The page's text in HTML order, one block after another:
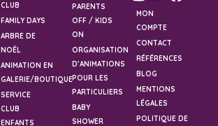
CLUB
FAMILY DAYS
ARBRE DE
NOËL
ANIMATION EN
GALERIE/BOUTIQUE
SERVICE
CLUB
ENFANTS
PARENTS
OFF / KIDS
ON
ORGANISATION
D’ANIMATIONS
POUR LES
PARTICULIERS
BABY
SHOWER
MON
COMPTE
CONTACT
RÉFÉRENCES
BLOG
MENTIONS
LÉGALES
POLITIQUE DE